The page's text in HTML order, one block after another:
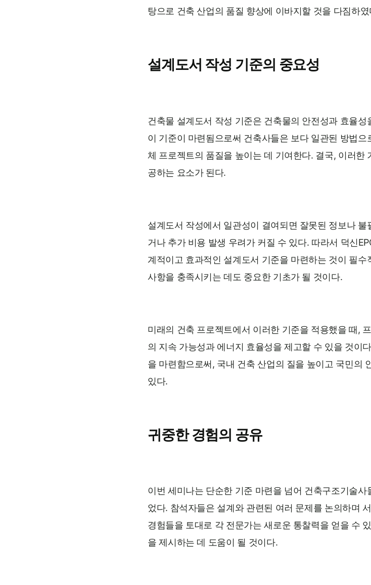
탕으로 건축 산업의 품질 향상에 이바지할 것을 다짐하였
설계도서 작성 기준의 중요성
건축물 설계도서 작성 기준은 건축물의 안전성과 효율
이 기준이 마련됨으로써 건축사들은 보다 일관된 방법
체 프로젝트의 품질을 높이는 데 기여한다. 결국, 이러한
공하는 요소가 된다.
설계도서 작성에서 일관성이 결여되면 잘못된 정보나
거나 추가 비용 발생 우려가 커질 수 있다. 따라서 덕신
계적이고 효과적인 설계도서 기준을 마련하는 것이 필
사항을 충족시키는 데도 중요한 기초가 될 것이다.
미래의 건축 프로젝트에서 이러한 기준을 적용했을 때,
의 지속 가능성과 에너지 효율성을 제고할 수 있을 것이
을 마련함으로써, 국내 건축 산업의 질을 높이고 국민의
있다.
귀중한 경험의 공유
이번 세미나는 단순한 기준 마련을 넘어 건축구조기술
었다. 참석자들은 설계와 관련된 여러 문제를 논의하며
경험들을 토대로 각 전문가는 새로운 통찰력을 얻을 수
을 제시하는 데 도움이 될 것이다.